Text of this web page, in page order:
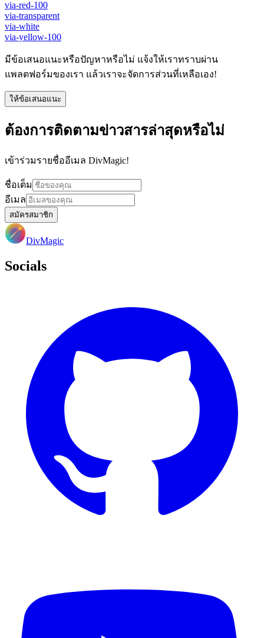
via-red-100
via-transparent
via-white
via-yellow-100
มีข้อเสนอแนะหรือปัญหาหรือไม่ แจ้งให้เราทราบผ่าน
แพลตฟอร์มของเรา แล้วเราจะจัดการส่วนที่เหลือเอง!
ให้ข้อเสนอแนะ
ต้องการติดตามข่าวสารล่าสุดหรือไม่
เข้าร่วมรายชื่ออีเมล DivMagic!
ชื่อเต็ม
อีเมล
สมัครสมาชิก
DivMagic
Socials